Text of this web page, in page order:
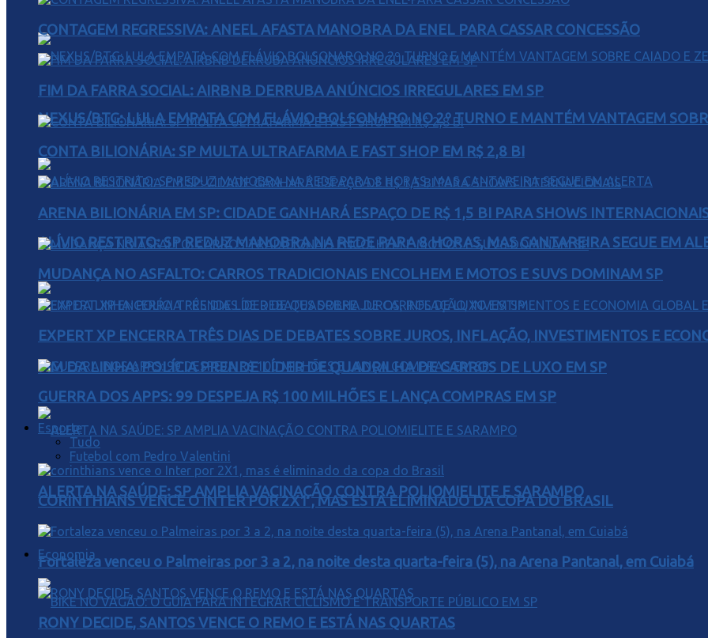
NEXUS/BTG: LULA EMPATA COM FLÁVIO BOLSONARO NO 2º TURNO E MANTÉM VANTAGEM
ALÍVIO RESTRITO: SP REDUZ MANOBRA NA REDE PARA 8 HORAS, MAS CANTAREIRA SEGUE EM
FIM DA LINHA: POLÍCIA PRENDE LÍDER DE QUADRILHA DE CARROS DE LUXO EM SP
ALERTA NA SAÚDE: SP AMPLIA VACINAÇÃO CONTRA POLIOMIELITE E SARAMPO
Economia
CONTAGEM REGRESSIVA: ANEEL AFASTA MANOBRA DA ENEL PARA CASSAR CONCESSÃO
FIM DA FARRA SOCIAL: AIRBNB DERRUBA ANÚNCIOS IRREGULARES EM SP
CONTA BILIONÁRIA: SP MULTA ULTRAFARMA E FAST SHOP EM R$ 2,8 BI
ARENA BILIONÁRIA EM SP: CIDADE GANHARÁ ESPAÇO DE R$ 1,5 BI PARA SHOWS
MUDANÇA NO ASFALTO: CARROS TRADICIONAIS ENCOLHEM E MOTOS E SUVS DOMINAM SP
EXPERT XP ENCERRA TRÊS DIAS DE DEBATES SOBRE JUROS, INFLAÇÃO, INVESTIMENTOS E
GUERRA DOS APPS: 99 DESPEJA R$ 100 MILHÕES E LANÇA COMPRAS EM SP
Esporte
Tudo
Futebol com Pedro Valentini
CORINTHIANS VENCE O INTER POR 2X1 , MAS ESTA ELIMINADO DA COPA DO BRASIL
Fortaleza venceu o Palmeiras por 3 a 2, na noite desta quarta-feira (5), na Arena Pantanal, em Cuiabá
RONY DECIDE, SANTOS VENCE O REMO E ESTÁ NAS QUARTAS